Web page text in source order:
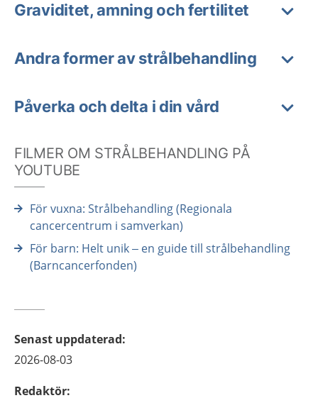
Graviditet, amning och fertilitet
Andra former av strålbehandling
Påverka och delta i din vård
FILMER OM STRÅLBEHANDLING PÅ
YOUTUBE
För vuxna: Strålbehandling (Regionala
cancercentrum i samverkan)
För barn: Helt unik – en guide till strålbehandling
(Barncancerfonden)
Senast uppdaterad:
2026-08-03
Redaktör: